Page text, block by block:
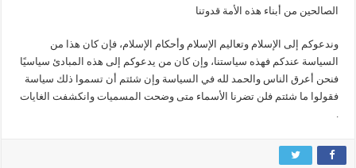
الصالحين من أبناء هذه الأمة قدوتنا
وندعوكم إلى الإسلام وتعاليم الإسلام وأحكام الإسلام، فإن كان هذا من
السياسة عندكم فهذه سياستنا، وإن كان من يدعوكم إلى هذه المبادئ سياسيًا
فنحن أعرق الناس والحمد لله في السياسة وإن شئتم أن تسموا ذلك سياسة
فقولوا ما شئتم فلن تضرنا الأسماء متى وضحت المسميات وانكشفت الغايات